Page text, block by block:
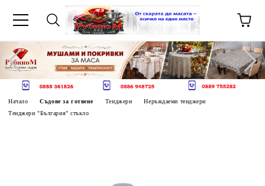
Начало Съдове за готвене Тенджери
Неръждаеми тенджери
Тенджери "България" стъкло